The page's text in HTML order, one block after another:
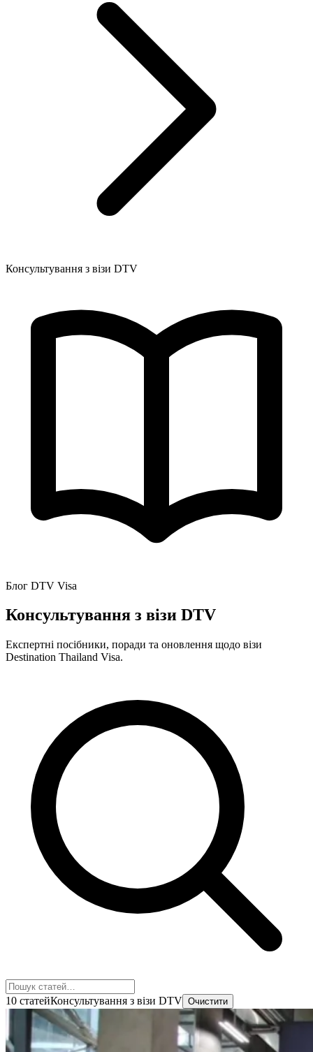
Консультування з візи DTV
Блог DTV Visa
Консультування з візи DTV
Експертні посібники, поради та оновлення щодо візи
Destination Thailand Visa.
10 статейКонсультування з візи DTV Очистити